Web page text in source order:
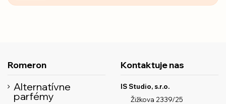
Romeron
Alternatívne
parfémy
Kontaktuje nas
IS Studio, s.r.o.
Žižkova 2339/25